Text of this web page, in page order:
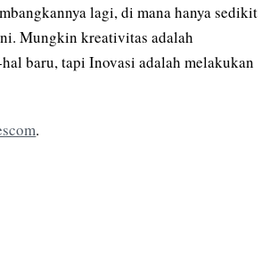
lagi, di mana hanya sedikit
Mungkin kreativitas adalah
baru, tapi Inovasi adalah melakukan
.